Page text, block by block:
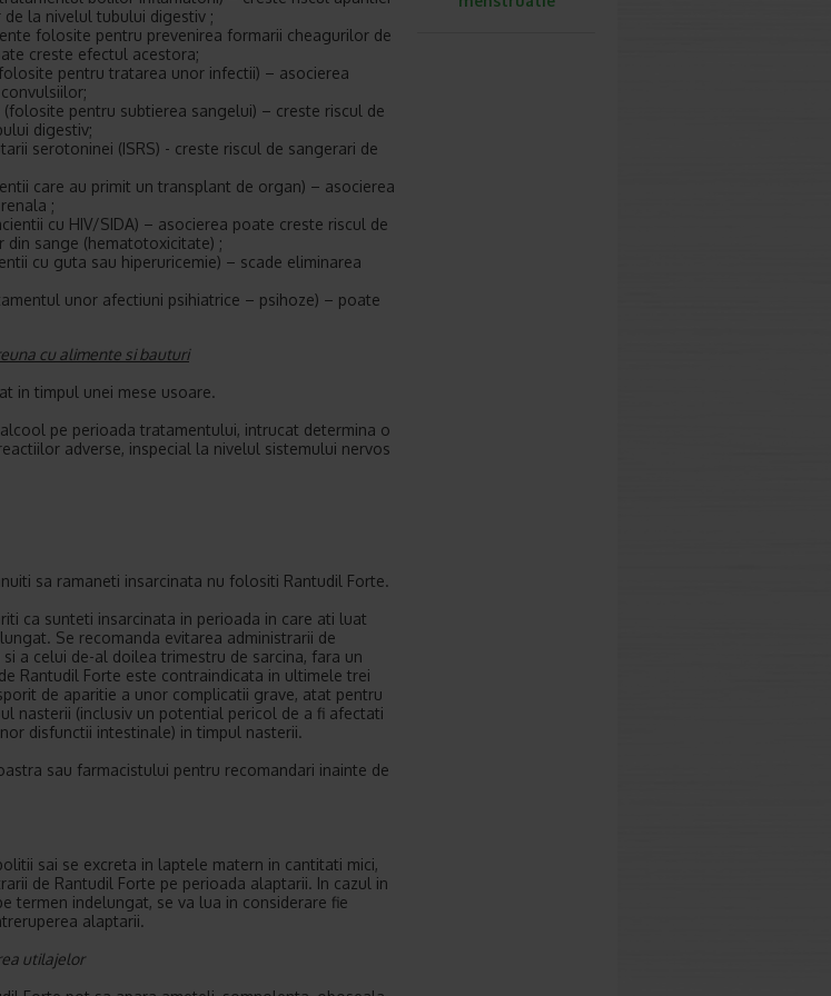
la nivelul tubului digestiv ;
folosite pentru prevenirea formarii cheagurilor de
creste efectul acestora;
pentru tratarea unor infectii) – asocierea
pentru subtierea sangelui) – creste riscul de
digestiv;
serotoninei (ISRS) - creste riscul de sangerari de
care au primit un transplant de organ) – asocierea
;
cu HIV/SIDA) – asocierea poate creste riscul de
sange (hematotoxicitate) ;
cu guta sau hiperuricemie) – scade eliminarea
unor afectiuni psihiatrice – psihoze) – poate
cu alimente si bauturi
in timpul unei mese usoare.
pe perioada tratamentului, intrucat determina o
adverse, inspecial la nivelul sistemului nervos
sa ramaneti insarcinata nu folositi Rantudil Forte.
ca sunteti insarcinata in perioada in care ati luat
Se recomanda evitarea administrarii de
a celui de-al doilea trimestru de sarcina, fara un
Rantudil Forte este contraindicata in ultimele trei
de aparitie a unor complicatii grave, atat pentru
nasterii (inclusiv un potential pericol de a fi afectati
disfunctii intestinale) in timpul nasterii.
sau farmacistului pentru recomandari inainte de
sai se excreta in laptele matern in cantitati mici,
de Rantudil Forte pe perioada alaptarii. In cazul in
termen indelungat, se va lua in considerare fie
alaptarii.
utilajelor